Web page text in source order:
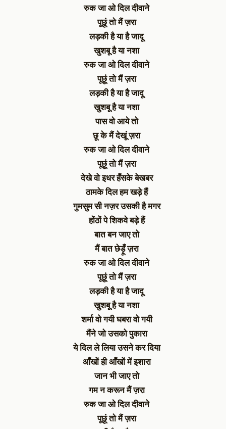
रुक जा ओ दिल दीवाने
पूछूं तो मैं ज़रा
लड़की है या है जादू
खुशबू है या नशा
रुक जा ओ दिल दीवाने
पूछूं तो मैं ज़रा
लड़की है या है जादू
खुशबू है या नशा
पास वो आये तो
छू के मैं देखूं ज़रा
रुक जा ओ दिल दीवाने
पूछूं तो मैं ज़रा
देखे वो इधर हँसके बेखबर
ठामके दिल हम खड़े हैं
गुमसुम सी नज़र उसकी है मगर
होंठों पे शिकवे बड़े हैं
बात बन जाए तो
मैं बात छेड़ूँ ज़रा
रुक जा ओ दिल दीवाने
पूछूं तो मैं ज़रा
लड़की है या है जादू
खुशबू है या नशा
शर्मा वो गयी घबरा वो गयी
मैंने जो उसको पुकारा
ये दिल ले लिया उसने कर दिया
आँखों ही आँखों में इशारा
जान भी जाए तो
गम न करून मैं ज़रा
रुक जा ओ दिल दीवाने
पूछूं तो मैं ज़रा